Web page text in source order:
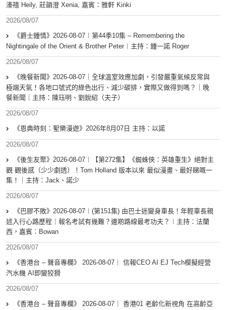
溱禧 Heily, 莊韻澄 Xenia, 嘉賓：雅軒 Kinki
2026/08/07
《爵士鍾情》2026-08-07︱第44季10集 – Remembering the
Nightingale of the Orient & Brother Peter︱主持：鍾一諾 Roger
2026/08/07
《晚餐新聞》2026-08-07｜全球溫室效應加劇，引發嚴重氣候反常與
極端天氣！各地口號式的綠色出行、減少碳排，實際又做得到嗎？｜晚
餐新聞｜主持：陳珏明、劉銳紹（夫子）
2026/08/07
《恩典時刻：聖樂漫遊》2026年8月07日 主持：以諾
2026/08/07
《後生友聚》2026-08-07︱【第272集】《蜘蛛俠：英雄重生》絕對主
觀 觀後感（少少劇透）！Tom Holland 版本以來 最似漫畫、最好睇嘅一
集！｜主持：Jack、諾少
2026/08/07
《巴膠不敗》2026-08-07︱(第151集) 由巴士迷變身車長！年輕車長親
述入行心路歷程｜報名考試有幾難？邊啲路線最考功夫？︱主持：法蘭
西，嘉賓︰Bowan
2026/08/07
《香港台 – 聲音專欄》 2026-08-07｜ 信報CEO AI EJ Tech模擬經營
汽水機 AI即變狡猾
2026/08/07
《香港台 – 聲音專欄》 2026-08-07｜ 香港01 老齡化新視角 在高齡亞